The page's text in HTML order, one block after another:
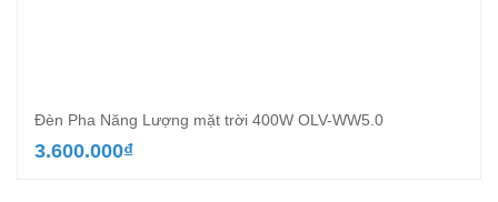
Đèn Pha Năng Lượng mặt trời 400W OLV-WW5.0
3.600.000₫